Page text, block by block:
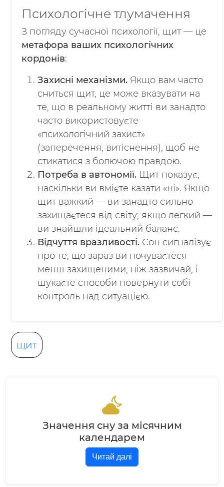
Психологічне тлумачення
З погляду сучасної психології, щит — це
метафора ваших психологічних
кордонів:
Захисні механізми. Якщо вам часто
сниться щит, це може вказувати на
те, що в реальному житті ви занадто
часто використовуєте
«психологічний захист»
(заперечення, витіснення), щоб не
стикатися з болючою правдою.
Потреба в автономії. Щит показує,
наскільки ви вмієте казати «ні». Якщо
щит важкий — ви занадто сильно
захищаєтеся від світу; якщо легкий —
ви знайшли ідеальний баланс.
Відчуття вразливості. Сон сигналізує
про те, що зараз ви почуваєтеся
менш захищеними, ніж зазвичай, і
шукаєте способи повернути собі
контроль над ситуацією.
щит
Значення сну за місячним
календарем
Читай далі